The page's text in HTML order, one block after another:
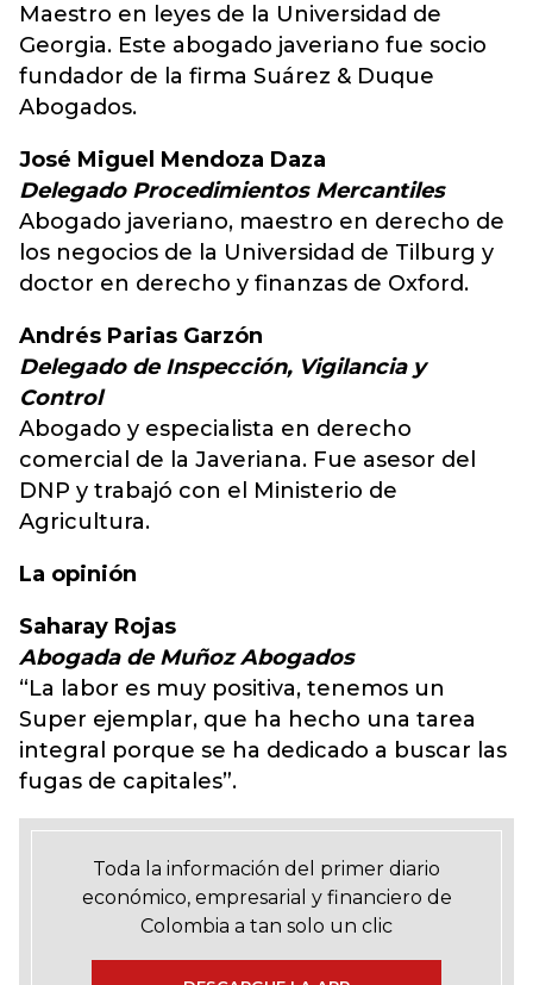
Maestro en leyes de la Universidad de
Georgia. Este abogado javeriano fue socio
fundador de la firma Suárez & Duque
Abogados.
José Miguel Mendoza Daza
Delegado Procedimientos Mercantiles
Abogado javeriano, maestro en derecho de
los negocios de la Universidad de Tilburg y
doctor en derecho y finanzas de Oxford.
Andrés Parias Garzón
Delegado de Inspección, Vigilancia y
Control
Abogado y especialista en derecho
comercial de la Javeriana. Fue asesor del
DNP y trabajó con el Ministerio de
Agricultura.
La opinión
Saharay Rojas
Abogada de Muñoz Abogados
“La labor es muy positiva, tenemos un
Super ejemplar, que ha hecho una tarea
integral porque se ha dedicado a buscar las
fugas de capitales”.
Toda la información del primer diario
económico, empresarial y financiero de
Colombia a tan solo un clic